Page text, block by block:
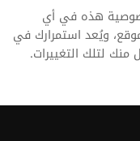
هذه في أي
ويُعد استمرارك في
منك لتلك التغييرات.